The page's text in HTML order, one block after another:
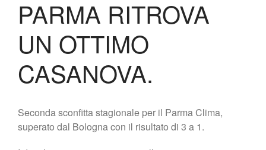
PARMA RITROVA
UN OTTIMO
CASANOVA.
Seconda sconfitta stagionale per il Parma Clima,
superato dal Bologna con il risultato di 3 a 1.